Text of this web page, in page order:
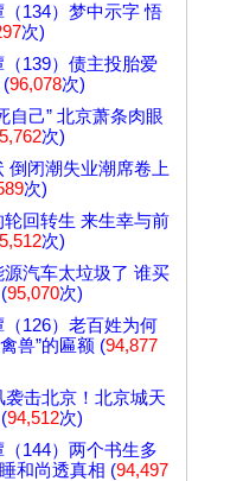
（134）梦中示字 悟
次)
（139）债主投胎爱
(96,078次)
自己” 北京萧条肉眼
次)
倒闭潮失业潮席卷上
次)
轮回转生 来生幸与前
次)
源汽车太垃圾了 谁买
(95,070次)
126）老百姓为何
兽”的匾额 (94,877
袭击北京！北京城天
(94,512次)
144）两个书生多
和尚透真相 (94,497